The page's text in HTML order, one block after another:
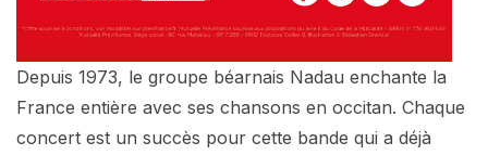
Depuis 1973, le groupe béarnais Nadau enchante la
France entière avec ses chansons en occitan. Chaque
concert est un succès pour cette bande qui a déjà